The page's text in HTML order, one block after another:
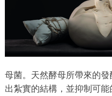
母菌。天然酵母所帶來的發
出紮實的結構，並抑制可能